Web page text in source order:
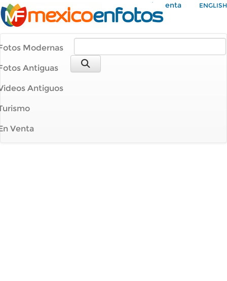
Mi Cuenta ENGLISH
Modernas
Antiguas
Antiguos
Venta